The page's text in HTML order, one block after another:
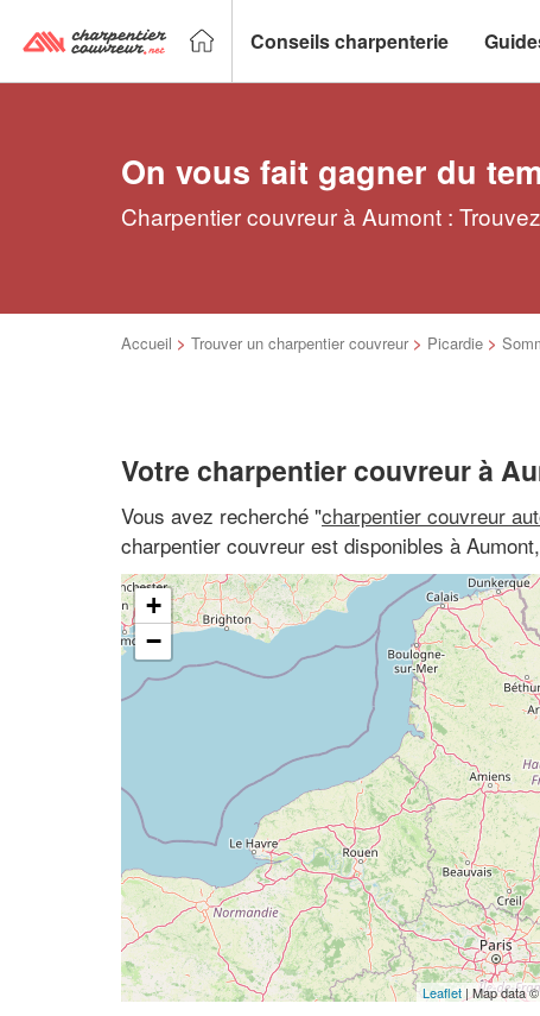
Conseils charpenterie
On vous fait gagner du
Charpentier couvreur à Aumont :
Accueil > Trouver un charpentier couvreur > Picardie >
Votre charpentier couvreur à
Vous avez recherché "charpentier couvreur
charpentier couvreur est disponibles à
+
−
Leaflet | Map data